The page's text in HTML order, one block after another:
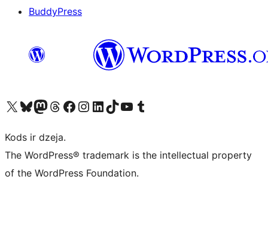
BuddyPress
Apmeklējiet mūsu X (agrāk Twitter) kontu
Apmeklējiet mūsu Bluesky kontu
Apmeklējiet mūsu Mastodon kontu
Apmeklējiet mūsu Threads kontu
Apmeklējiet mūsu Facebook lapuApmeklējiet mūsu Instagram kontu
Apmeklējiet mūsu LinkedIn kontu
Apmeklējiet mūsu TikTok kontu
Apmeklējiet mūsu YouTube kanālu
Apmeklējiet mūsu Tumblr kontu
Kods ir dzeja.
The WordPress® trademark is the intellectual property
of the WordPress Foundation.